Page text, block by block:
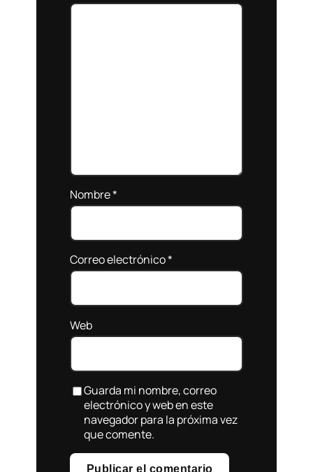
Nombre*
Correo electrónico*
Web
Guarda mi nombre, correo
electrónico y web en este
navegador para la próxima vez
que comente.